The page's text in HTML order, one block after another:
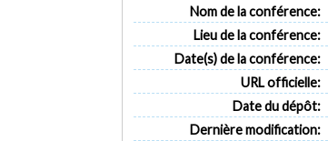
Nom de la conférence:
Lieu de la conférence:
Date(s) de la conférence:
URL officielle:
Date du dépôt:
Dernière modification: